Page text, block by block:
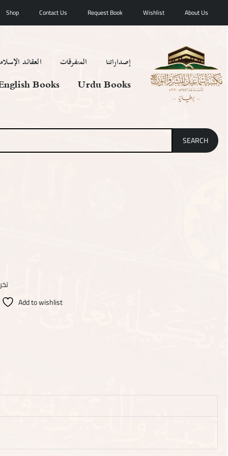
Shop Contact Us Request Book Wishlist About Us
العقائد المتفرقات
إصداراتنا
Books
Urdu Books
SEARCH
Add to wishlist